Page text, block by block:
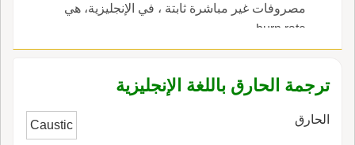
مصروفات غير مباشرة ثابتة ، في الإنجليزية، هي
burn rate.
ترجمة الحارق باللغة الإنجليزية
الحارق Caustic